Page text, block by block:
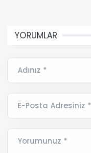
YORUMLAR
Adınız *
E-Posta Adresiniz *
Yorumunuz *